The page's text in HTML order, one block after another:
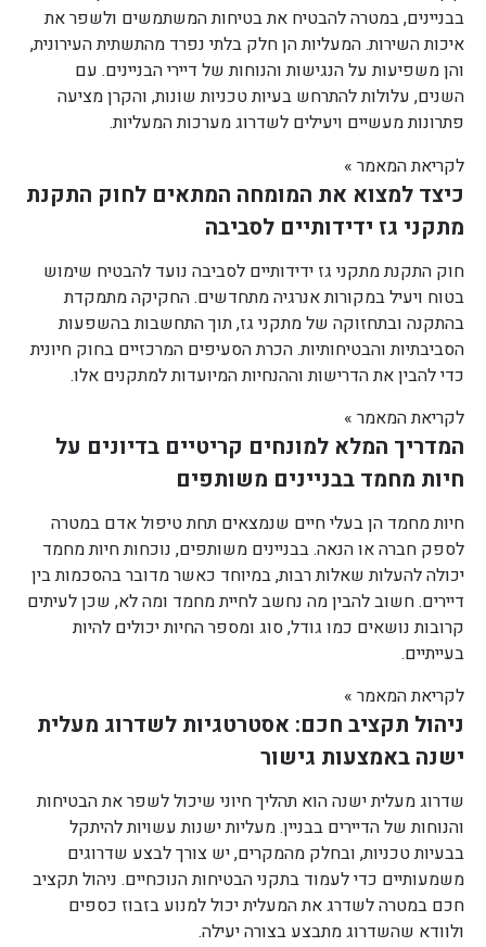
בבניינים, במטרה להבטיח את בטיחות המשתמשים ולשפר את
איכות השירות. המעליות הן חלק בלתי נפרד מהתשתית העירונית,
והן משפיעות על הנגישות והנוחות של דיירי הבניינים. עם
השנים, עלולות להתרחש בעיות טכניות שונות, והקרן מציעה
פתרונות מעשיים ויעילים לשדרוג מערכות המעליות.
לקריאת המאמר »
כיצד למצוא את המומחה המתאים לחוק התקנת
מתקני גז ידידותיים לסביבה
חוק התקנת מתקני גז ידידותיים לסביבה נועד להבטיח שימוש
בטוח ויעיל במקורות אנרגיה מתחדשים. החקיקה מתמקדת
בהתקנה ובתחזוקה של מתקני גז, תוך התחשבות בהשפעות
הסביבתיות והבטיחותיות. הכרת הסעיפים המרכזיים בחוק חיונית
כדי להבין את הדרישות וההנחיות המיועדות למתקנים אלו.
לקריאת המאמר »
המדריך המלא למונחים קריטיים בדיונים על
חיות מחמד בבניינים משותפים
חיות מחמד הן בעלי חיים שנמצאים תחת טיפול אדם במטרה
לספק חברה או הנאה. בבניינים משותפים, נוכחות חיות מחמד
יכולה להעלות שאלות רבות, במיוחד כאשר מדובר בהסכמות בין
דיירים. חשוב להבין מה נחשב לחיית מחמד ומה לא, שכן לעיתים
קרובות נושאים כמו גודל, סוג ומספר החיות יכולים להיות
בעייתיים.
לקריאת המאמר »
ניהול תקציב חכם: אסטרטגיות לשדרוג מעלית
ישנה באמצעות גישור
שדרוג מעלית ישנה הוא תהליך חיוני שיכול לשפר את הבטיחות
והנוחות של הדיירים בבניין. מעליות ישנות עשויות להיתקל
בבעיות טכניות, ובחלק מהמקרים, יש צורך לבצע שדרוגים
משמעותיים כדי לעמוד בתקני הבטיחות הנוכחיים. ניהול תקציב
חכם במטרה לשדרג את המעלית יכול למנוע בזבוז כספים
ולוודא שהשדרוג מתבצע בצורה יעילה.